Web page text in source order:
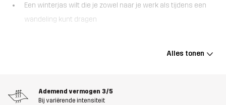
Een winterjas wilt die je zowel naar je werk als tijdens een
wandeling kunt dragen
en zit lekker van je hoofd tot je dijen, zelfs op de koudste dagen.
bewegingen. Sneeuw en natte sneeuw zijn geen partij voor het
Alles tonen
Ademend vermogen 3/5
Bij variërende intensiteit